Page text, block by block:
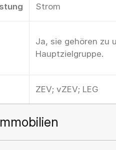
Strom
Ja, sie gehören zu
Hauptzielgruppe.
ZEV; vZEV; LEG